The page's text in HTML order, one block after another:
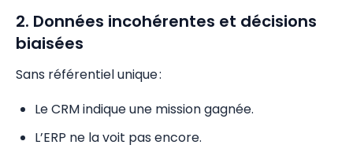
2. Données incohérentes et décisions
biaisées
Sans référentiel unique :
Le CRM indique une mission gagnée.
L’ERP ne la voit pas encore.